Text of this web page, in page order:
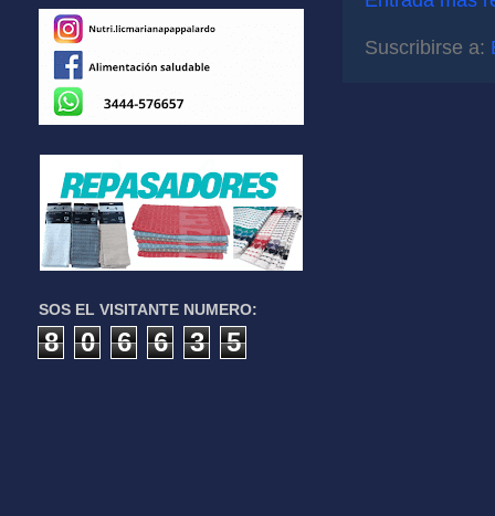
Suscribirse a:
SOS EL VISITANTE NUMERO:
8 0 6 6 3 5